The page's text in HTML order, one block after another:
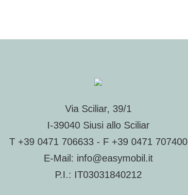
Via Sciliar, 39/1
I-39040 Siusi allo Sciliar
T +39 0471 706633- F +39 0471 707400
E-Mail: info@easymobil.it
P.I.: IT03031840212